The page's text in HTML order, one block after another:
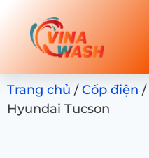
Trang chủ /Cốp điện /
Hyundai Tucson